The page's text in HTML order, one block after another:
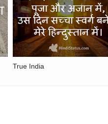
True India